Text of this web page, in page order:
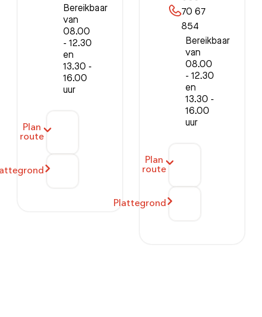
Bereikbaar
van
08.00
- 12.30
en
13.30 -
16.00
uur
Plan
route
70 67
854
Bereikbaar
van
08.00
- 12.30
en
13.30 -
16.00
uur
Plan
route
Plattegrond